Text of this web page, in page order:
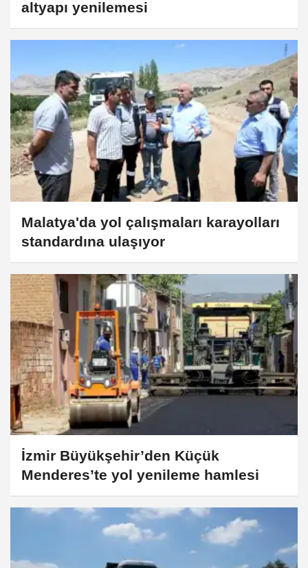
altyapı yenilemesi
Malatya'da yol çalışmaları karayolları
standardına ulaşıyor
İzmir Büyükşehir’den Küçük
Menderes’te yol yenileme hamlesi